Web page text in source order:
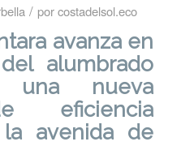
/ porcostadelsol.eco
avanza en
alumbrado
una nueva
eficiencia
avenida de